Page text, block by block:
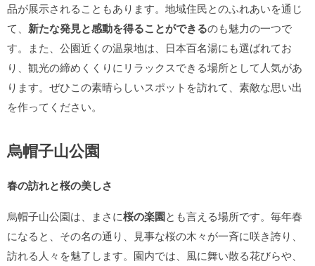
品が展示されることもあります。地域住民とのふれあいを通じ
て、 新たな発見と感動を得ることができるのも魅力の一つで
す。また、公園近くの温泉地は、日本百名湯にも選ばれてお
り、観光の締めくくりにリラックスできる場所として人気があ
ります。ぜひこの素晴らしいスポットを訪れて、素敵な思い出
を作ってください。
烏帽子山公園
春の訪れと桜の美しさ
烏帽子山公園は、まさに桜の楽園とも言える場所です。毎年春
になると、その名の通り、見事な桜の木々が一斉に咲き誇り、
訪れる人々を魅了します。園内では、風に舞い散る花びらや、